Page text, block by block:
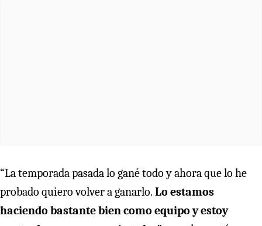
“La temporada pasada lo gané todo y ahora que lo he
probado quiero volver a ganarlo. Lo estamos
haciendo bastante bien como equipo y estoy